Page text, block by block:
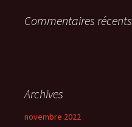
Commentaires récents
Archives
novembre 2022